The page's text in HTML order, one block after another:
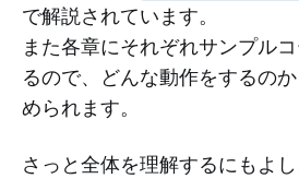
で解説されています。
また各章にそれぞれサンプル
るので、どんな動作をするの
められます。
さっと全体を理解するにもよ